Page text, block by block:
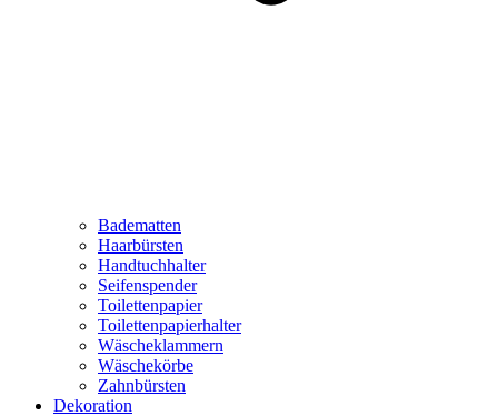
Badematten
Haarbürsten
Handtuchhalter
Seifenspender
Toilettenpapier
Toilettenpapierhalter
Wäscheklammern
Wäschekörbe
Zahnbürsten
Dekoration